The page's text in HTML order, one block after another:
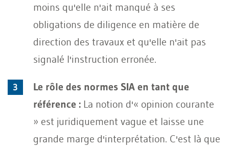
moins qu'elle n'ait manqué à ses
obligations de diligence en matière de
direction des travaux et qu'elle n'ait pas
signalé l'instruction erronée.
Le rôle des normes SIA en tant que
référence : La notion d'« opinion courante
» est juridiquement vague et laisse une
grande marge d'interprétation. C'est là que